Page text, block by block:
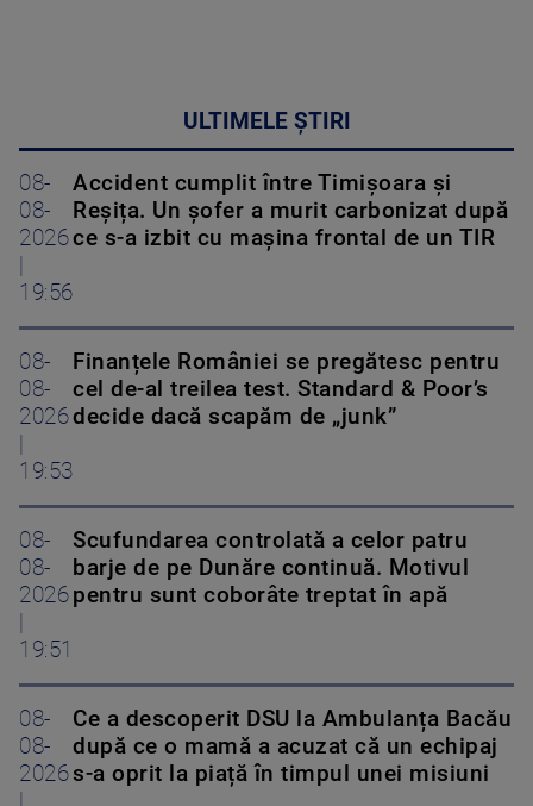
ULTIMELE ȘTIRI
08-
08-
2026
19:56
Accident cumplit între Timișoara și
Reșița. Un șofer a murit carbonizat după
ce s-a izbit cu mașina frontal de un TIR
08-
08-
2026
19:53
Finanțele României se pregătesc pentru
cel de-al treilea test. Standard & Poor’s
decide dacă scapăm de „junk”
08-
08-
2026
19:51
Scufundarea controlată a celor patru
barje de pe Dunăre continuă. Motivul
pentru sunt coborâte treptat în apă
08-
08-
2026
Ce a descoperit DSU la Ambulanța Bacău
după ce o mamă a acuzat că un echipaj
s-a oprit la piață în timpul unei misiuni